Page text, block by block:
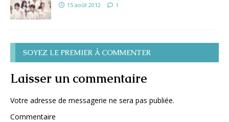
15 août 2012 1
SOYEZ LE PREMIER À COMMENTER
Laisser un commentaire
Votre adresse de messagerie ne sera pas publiée.
Commentaire